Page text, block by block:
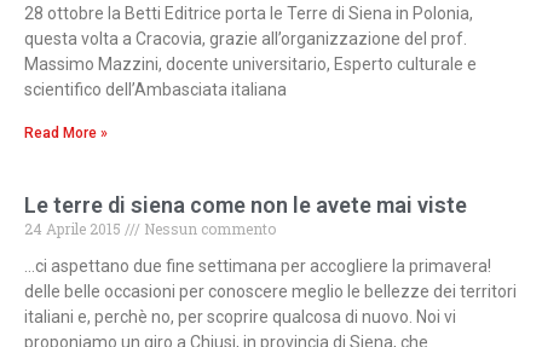
28 ottobre la Betti Editrice porta le Terre di Siena in Polonia,
questa volta a Cracovia, grazie all’organizzazione del prof.
Massimo Mazzini, docente universitario, Esperto culturale e
scientifico dell’Ambasciata italiana
Read More »
Le terre di siena come non le avete mai viste
24 Aprile 2015
Nessun commento
…ci aspettano due fine settimana per accogliere la primavera!
delle belle occasioni per conoscere meglio le bellezze dei territori
italiani e, perchè no, per scoprire qualcosa di nuovo. Noi vi
proponiamo un giro a Chiusi, in provincia di Siena, che